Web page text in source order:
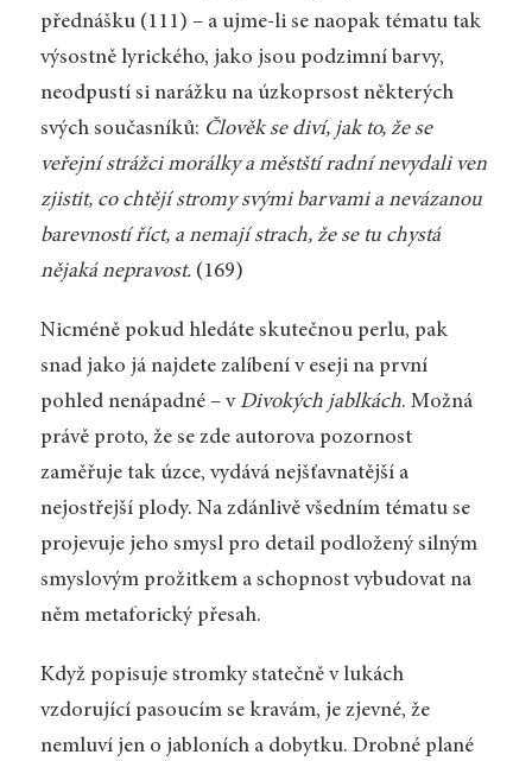
přednášku (111) – a ujme-li se naopak tématu tak
výsostně lyrického, jako jsou podzimní barvy,
neodpustí si narážku na úzkoprsost některých
svých současníků: Člověk se diví, jak to, že se
veřejní strážci morálky a městští radní nevydali ven
zjistit, co chtějí stromy svými barvami a nevázanou
barevností říct, a nemají strach, že se tu chystá
nějaká nepravost.(169)
Nicméně pokud hledáte skutečnou perlu, pak
snad jako já najdete zalíbení v eseji na první
pohled nenápadné – vDivokých jablkách. Možná
právě proto, že se zde autorova pozornost
zaměřuje tak úzce, vydává nejšťavnatější a
nejostřejší plody. Na zdánlivě všedním tématu se
projevuje jeho smysl pro detail podložený silným
smyslovým prožitkem a schopnost vybudovat na
něm metaforický přesah.
Když popisuje stromky statečně v lukách
vzdorující pasoucím se kravám, je zjevné, že
nemluví jen o jabloních a dobytku. Drobné plané